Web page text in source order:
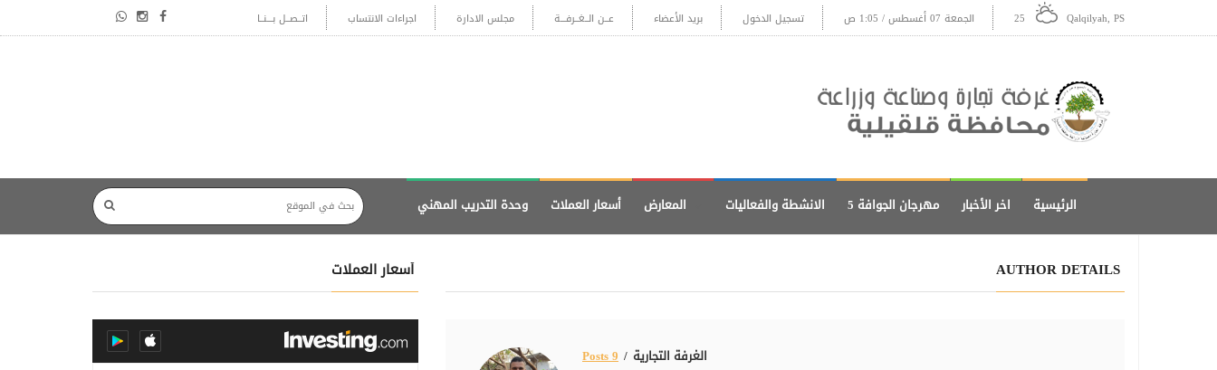
Qalqilyah, PS
25 الجمعة 07 أغسطس / 1:05 ص تسجيل الدخول بريد الأعضاء عــن الــغــرفـــة مجلس الادارة اجراءات الانتساب اتــصــل بـــنــا
الرئيسية اخر الأخبار مهرجان الجوافة 5 الانشطة والفعاليات المعارض أسعار العملات وحدة التدريب المهني
AUTHOR DETAILS
الغرفة التجارية 9 Posts
أسعار العملات